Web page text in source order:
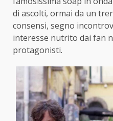
di ascolti, ormai da un
consensi, segno
interesse nutrito dai fan
protagonisti.